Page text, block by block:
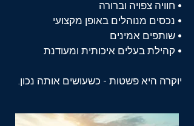
• חוויה צפויה וברורה
• נכסים מנוהלים באופן מקצועי
• שותפים אמינים
• קהילת בעלים איכותית ומעודנת
יוקרה היא פשטות - כשעושים אותה נכון.